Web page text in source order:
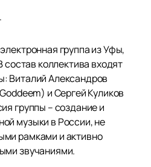
группа из Уфы,
состав коллектива входят
Виталий Александров
и Сергей Куликов
группы – создание и
музыки в России, не
рамками и активно
звучаниями.